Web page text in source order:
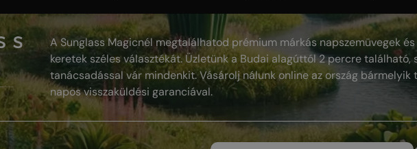
A Sunglass Magicnél megtalálhatod prémium márkás napszemüvegek
keretek széles választékát. Üzletünk a Budai alagúttól 2 percre található,
tanácsadással vár mindenkit. Vásárolj nálunk online az ország bármelyik
napos visszaküldési garanciával.